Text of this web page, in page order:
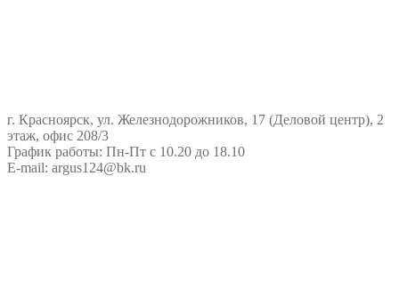
г. Красноярск, ул. Железнодорожников, 17 (Деловой центр), 2
этаж, офис 208/3
График работы: Пн-Пт с 10.20 до 18.10
E-mail: argus124@bk.ru